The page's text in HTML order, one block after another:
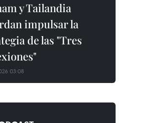
y Tailandia
impulsar la
de las "Tres
03:08